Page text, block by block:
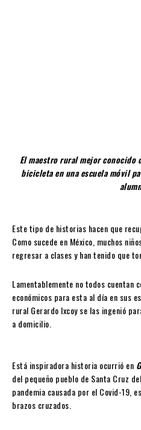
El maestro rural mejor conocido
bicicleta en una escuela móvil
Este tipo de historias hacen que
Como sucede en México, muchos
regresar a clases y han tenido que
Lamentablemente no todos cuentan
económicos para esta al día en sus
rural Gerardo Ixcoy se las ingenió
a domicilio.
Está inspiradora historia ocurrió en
del pequeño pueblo de Santa Cruz
pandemia causada por el Covid-19,
brazos cruzados.